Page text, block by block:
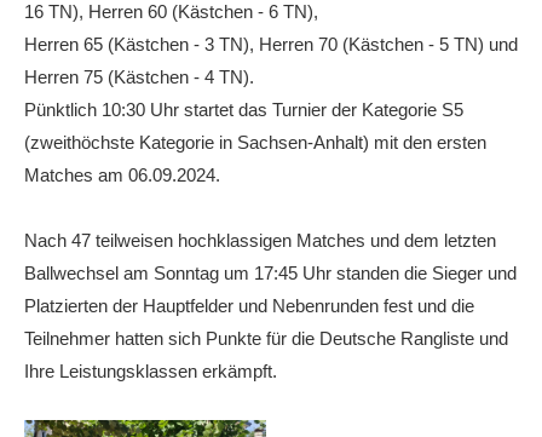
Platz buchen
EVENTS & TURNIERE
4-Städte-Turnier
Unternehmer-Cup 2026
5. Kreismeisterschaften Anhalt Bitterfeld Kinder und
Jugend 2026
Vereinsturniere 2026
16 TN), Herren 60 (Kästchen - 6 TN),
Herren 65 (Kästchen - 3 TN), Herren 70 (Kästchen - 5 TN) und
Herren 75 (Kästchen - 4 TN).
Pünktlich 10:30 Uhr startet das Turnier der Kategorie S5
(zweithöchste Kategorie in Sachsen-Anhalt) mit den ersten
Matches am 06.09.2024.
Nach 47 teilweisen hochklassigen Matches und dem letzten
Ballwechsel am Sonntag um 17:45 Uhr standen die Sieger und
Platzierten der Hauptfelder und Nebenrunden fest und die
Teilnehmer hatten sich Punkte für die Deutsche Rangliste und
Ihre Leistungsklassen erkämpft.